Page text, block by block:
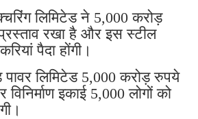
लिमिटेड ने 5,000 करोड़
रखा है और इस स्टील
पैदा होंगी।
पावर लिमिटेड 5,000 करोड़ रुपये
इकाई 5,000 लोगों को